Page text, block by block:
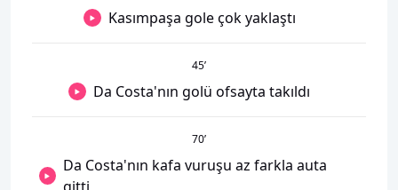
Kasımpaşa gole çok yaklaştı
45’
Da Costa'nın golü ofsayta takıldı
70’
Da Costa'nın kafa vuruşu az farkla auta
gitti